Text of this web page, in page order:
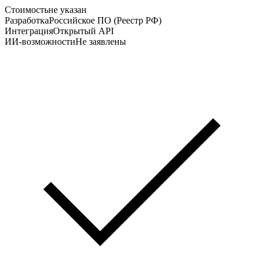
Стоимостьне указан
РазработкаРоссийское ПО (Реестр РФ)
ИнтеграцияОткрытый API
ИИ-возможностиНе заявлены